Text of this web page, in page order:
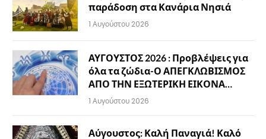
παράδοση στα Κανάρια Νησιά
1 Αυγούστου 2026
ΑΥΓΟΥΣΤΟΣ 2026 : Προβλέψεις για
όλα τα ζώδια-Ο ΑΠΕΓΚΛΩΒΙΣΜΟΣ
ΑΠΟ ΤΗΝ ΕΞΩΤΕΡΙΚΗ ΕΙΚΟΝΑ…
1 Αυγούστου 2026
Αύγουστος: Καλή Παναγιά! Καλό